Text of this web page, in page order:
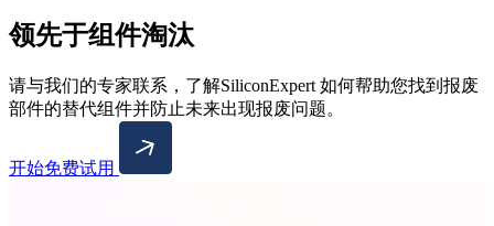
领先于组件淘汰
请与我们的专家联系，了解SiliconExpert 如何帮助您找到报废
部件的替代组件并防止未来出现报废问题。
开始免费试用